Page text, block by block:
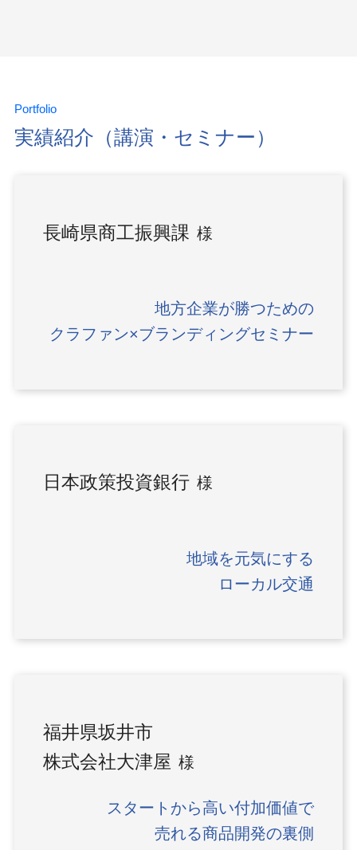
Portfolio
実績紹介（講演・セミナー）
長崎県商工振興課 様
地方企業が勝つための
クラファン×ブランディングセミナー
日本政策投資銀行 様
地域を元気にする
ローカル交通
福井県坂井市
株式会社大津屋 様
スタートから高い付加価値で
売れる商品開発の裏側